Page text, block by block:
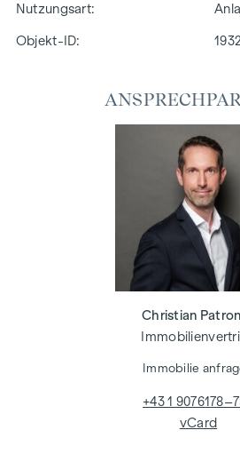
Nutzungsart
Objekt-ID:
Christian
Immobilie
+43 1
vCard